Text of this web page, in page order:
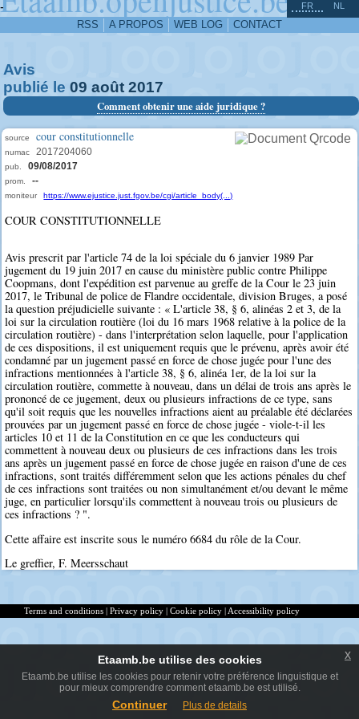
-
RSS A PROPOS WEB LOG CONTACT
FR NL
Avis
publié le 09 août 2017
Comment obtenir une aide juridique ?
source cour constitutionnelle
numac 2017204060
pub. 09/08/2017
prom. --
moniteur https://www.ejustice.just.fgov.be/cgi/article_body(...)
COUR CONSTITUTIONNELLE
Avis prescrit par l'article 74 de la loi spéciale du 6 janvier 1989 Par
jugement du 19 juin 2017 en cause du ministère public contre Philippe
Coopmans, dont l'expédition est parvenue au greffe de la Cour le 23 juin
2017, le Tribunal de police de Flandre occidentale, division Bruges, a posé
la question préjudicielle suivante : « L'article 38, § 6, alinéas 2 et 3, de la
loi sur la circulation routière (loi du 16 mars 1968 relative à la police de la
circulation routière) - dans l'interprétation selon laquelle, pour l'application
de ces dispositions, il est uniquement requis que le prévenu, après avoir été
condamné par un jugement passé en force de chose jugée pour l'une des
infractions mentionnées à l'article 38, § 6, alinéa 1er, de la loi sur la
circulation routière, commette à nouveau, dans un délai de trois ans après le
prononcé de ce jugement, deux ou plusieurs infractions de ce type, sans
qu'il soit requis que les nouvelles infractions aient au préalable été déclarées
prouvées par un jugement passé en force de chose jugée - viole-t-il les
articles 10 et 11 de la Constitution en ce que les conducteurs qui
commettent à nouveau deux ou plusieurs de ces infractions dans les trois
ans après un jugement passé en force de chose jugée en raison d'une de ces
infractions, sont traités différemment selon que les actions pénales du chef
de ces infractions sont traitées ou non simultanément et/ou devant le même
juge, en particulier lorsqu'ils commettent à nouveau trois ou plusieurs de
ces infractions ? ".
Cette affaire est inscrite sous le numéro 6684 du rôle de la Cour.
Le greffier, F. Meersschaut
^
Terms and conditions | Privacy policy | Cookie policy | Accessibility policy
Etaamb.be utilise des cookies
Etaamb.be utilise les cookies pour retenir votre préférence linguistique et
pour mieux comprendre comment etaamb.be est utilisé.
Continuer Plus de details
x